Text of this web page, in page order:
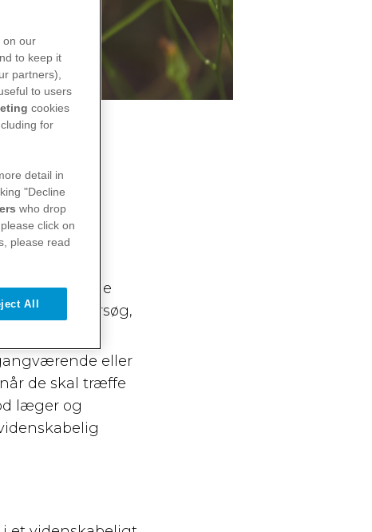
forskellige
kliniske forsøg,
eller
de skal træffe
læger og
on our
to keep it
partners),
to users
cookies
for
detail in
"Decline
who drop
click on
please read
All